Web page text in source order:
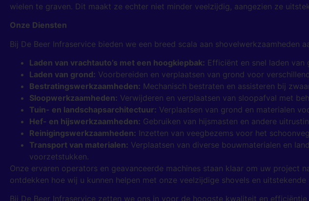
wielen te graven. Dit maakt ze echter niet minder veelzijdig, aangezien ze
Onze Diensten
Bij De Beer Infraservice bieden we een breed scala aan shovelwerkzaamheden
Laden van vrachtauto’s met een hoogkiepbak: Efficiënt en snel laden van
Laden van grond: Voorbereiden en verplaatsen van grond voor
Bestratingswerkzaamheden: Mechanisch bestraten en assisteren bij
Sloopwerkzaamheden: Verwijderen en verplaatsen van sloopafval met
Tuin- en landschapsarchitectuur: Verplaatsen van grond en materialen
Hef- en hijswerkzaamheden: Gebruiken van hijsmasten en andere
Reinigingswerkzaamheden: Inzetten van veegbezems voor het
Transport van materialen: Verplaatsen van diverse bouwmaterialen en
voorzetstukken.
Onze ervaren operators en geavanceerde machines staan klaar om uw
ontdekken hoe wij u kunnen helpen met onze veelzijdige shovels en uitstekende
Bij De Beer Infraservice zetten we ons in voor de hoogste kwaliteit en